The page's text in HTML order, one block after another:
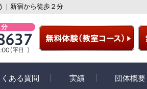
｜新宿から徒歩２分
くある質問 実績 団体概要